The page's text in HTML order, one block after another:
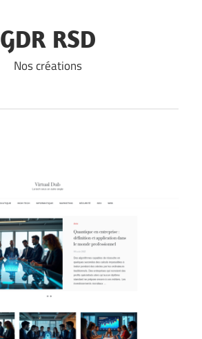
GDR RSD
Nos créations